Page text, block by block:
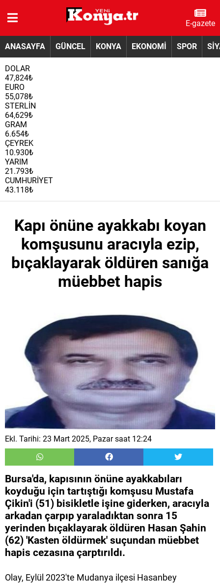
E-gazete
ANASAYFA GÜNCEL KONYA EKONOMİ SPOR
DOLAR
47,824₺
EURO
55,078₺
STERLİN
64,629₺
GRAM
6.654₺
ÇEYREK
10.930₺
YARIM
21.793₺
CUMHURİYET
43.118₺
Kapı önüne ayakkabı koyan
komşusunu aracıyla ezip,
bıçaklayarak öldüren sanığa
müebbet hapis
Ekl. Tarihi: 23 Mart 2025, Pazar saat 12:24
Bursa'da, kapısının önüne ayakkabıları
koyduğu için tartıştığı komşusu Mustafa
Çikin'i (51) bisikletle işine giderken, aracıyla
arkadan çarpıp yaraladıktan sonra 15
yerinden bıçaklayarak öldüren Hasan Şahin
(62) 'Kasten öldürmek' suçundan müebbet
hapis cezasına çarptırıldı.
Olay, Eylül 2023'te Mudanya ilçesi Hasanbey